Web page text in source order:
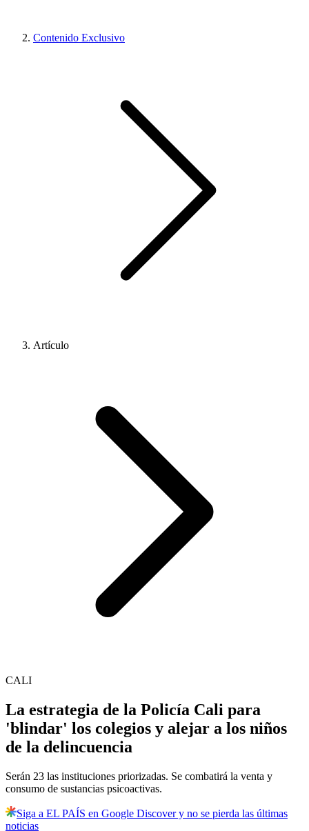
Contenido Exclusivo
Artículo
CALI
La estrategia de la Policía Cali para
'blindar' los colegios y alejar a los niños
de la delincuencia
Serán 23 las instituciones priorizadas. Se combatirá la venta y
consumo de sustancias psicoactivas.
Siga a EL PAÍS en Google Discover y no se pierda las últimas
noticias